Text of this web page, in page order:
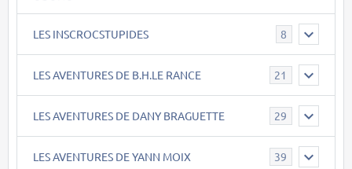
LES INSCROCSTUPIDES 8
LES AVENTURES DE B.H.LE RANCE 21
LES AVENTURES DE DANY BRAGUETTE 29
LES AVENTURES DE YANN MOIX 39